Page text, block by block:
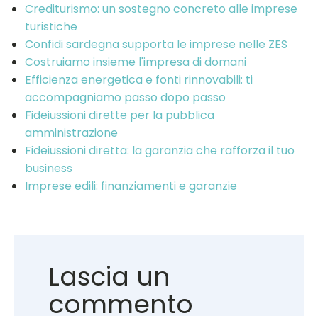
Crediturismo: un sostegno concreto alle imprese
turistiche
Confidi sardegna supporta le imprese nelle ZES
Costruiamo insieme l'impresa di domani
Efficienza energetica e fonti rinnovabili: ti
accompagniamo passo dopo passo
Fideiussioni dirette per la pubblica
amministrazione
Fideiussioni diretta: la garanzia che rafforza il tuo
business
Imprese edili: finanziamenti e garanzie
Lascia un
commento